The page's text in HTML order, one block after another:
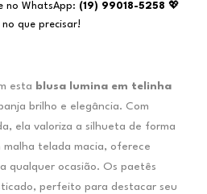
no WhatsApp: (19) 99018-5258 💖
que precisar!
esta blusa lumina em telinha
brilho e elegância. Com
ela valoriza a silhueta de forma
telada macia, oferece
qualquer ocasião. Os paetês
perfeito para destacar seu